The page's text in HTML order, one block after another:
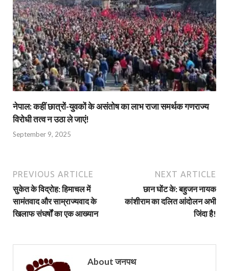
नेपाल: कहीं छात्रों-युवकों के असंतोष का लाभ राजा समर्थक गणराज्य
विरोधी तत्व न उठा ले जाएं!
September 9, 2025
PREVIOUS ARTICLE
सुकेत के विद्रोह: हिमाचल में
सामंतवाद और साम्राज्यवाद के
खिलाफ संघर्षों का एक आख्यान
NEXT ARTICLE
छान घोंट के: बहुजन नायक
कांशीराम का दलित आंदोलन अभी
जिंदा है!
About जनपथ